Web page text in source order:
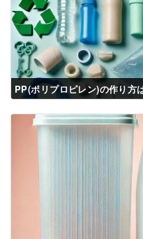
PP(ポリプロピレン)の作り方